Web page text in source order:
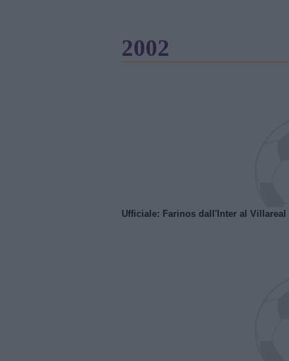
2002
Ufficiale: Farinos dall'Inter al Villareal